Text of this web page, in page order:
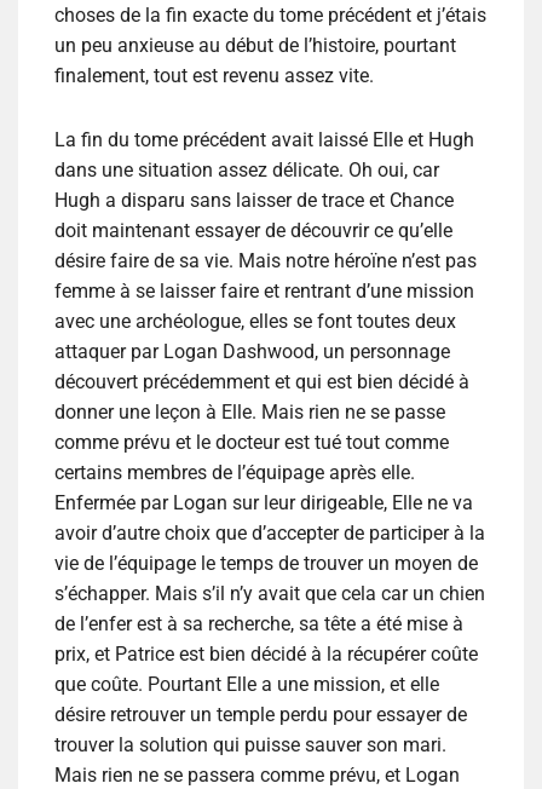
choses de la fin exacte du tome précédent et j’étais
un peu anxieuse au début de l’histoire, pourtant
finalement, tout est revenu assez vite.
La fin du tome précédent avait laissé Elle et Hugh
dans une situation assez délicate. Oh oui, car
Hugh a disparu sans laisser de trace et Chance
doit maintenant essayer de découvrir ce qu’elle
désire faire de sa vie. Mais notre héroïne n’est pas
femme à se laisser faire et rentrant d’une mission
avec une archéologue, elles se font toutes deux
attaquer par Logan Dashwood, un personnage
découvert précédemment et qui est bien décidé à
donner une leçon à Elle. Mais rien ne se passe
comme prévu et le docteur est tué tout comme
certains membres de l’équipage après elle.
Enfermée par Logan sur leur dirigeable, Elle ne va
avoir d’autre choix que d’accepter de participer à la
vie de l’équipage le temps de trouver un moyen de
s’échapper. Mais s’il n’y avait que cela car un chien
de l’enfer est à sa recherche, sa tête a été mise à
prix, et Patrice est bien décidé à la récupérer coûte
que coûte. Pourtant Elle a une mission, et elle
désire retrouver un temple perdu pour essayer de
trouver la solution qui puisse sauver son mari.
Mais rien ne se passera comme prévu, et Logan